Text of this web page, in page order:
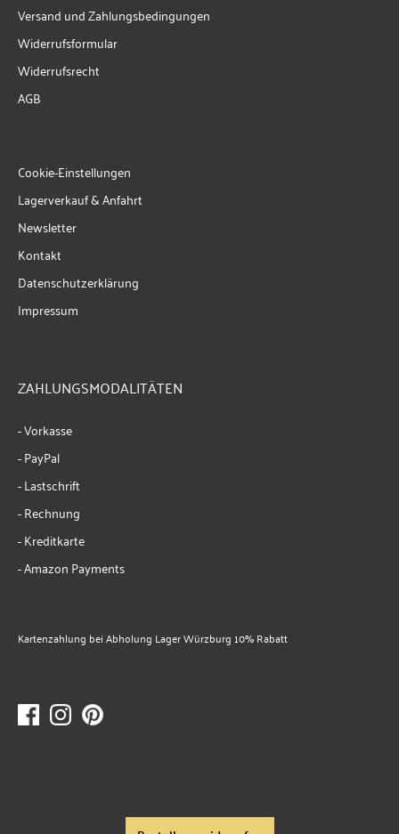
Versand und Zahlungsbedingungen
Widerrufsformular
Widerrufsrecht
AGB
Cookie-Einstellungen
Lagerverkauf & Anfahrt
Newsletter
Kontakt
Datenschutzerklärung
Impressum
ZAHLUNGSMODALITÄTEN
- Vorkasse
- PayPal
- Lastschrift
- Rechnung
- Kreditkarte
- Amazon Payments
Kartenzahlung bei Abholung Lager Würzburg 10% Rabatt